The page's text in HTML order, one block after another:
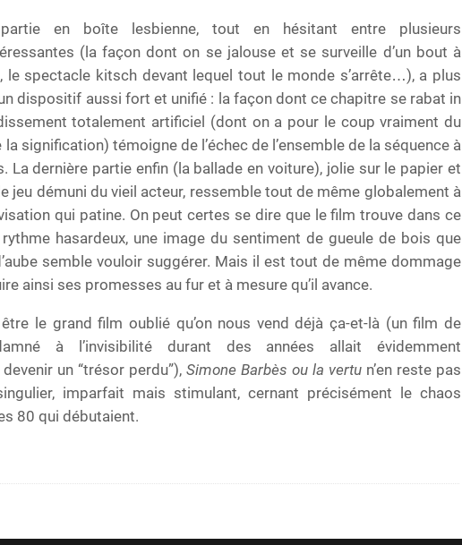
en boîte lesbienne, tout en hésitant entre plusieurs
(la façon dont on se jalouse et se surveille d’un bout à
le spectacle kitsch devant lequel tout le monde s’arrête…), a plus
dispositif aussi fort et unifié : la façon dont ce chapitre se rabat in
totalement artificiel (dont on a pour le coup vraiment du
signification) témoigne de l’échec de l’ensemble de la séquence à
La dernière partie enfin (la ballade en voiture), jolie sur le papier et
jeu démuni du vieil acteur, ressemble tout de même globalement à
qui patine. On peut certes se dire que le film trouve dans ce
hasardeux, une image du sentiment de gueule de bois que
semble vouloir suggérer. Mais il est tout de même dommage
ainsi ses promesses au fur et à mesure qu’il avance.
être le grand film oublié qu’on nous vend déjà ça-et-là (un film de
à l’invisibilité durant des années allait évidemment
un “trésor perdu”),Simone Barbès ou la vertu n’en reste pas
imparfait mais stimulant, cernant précisément le chaos
80 qui débutaient.